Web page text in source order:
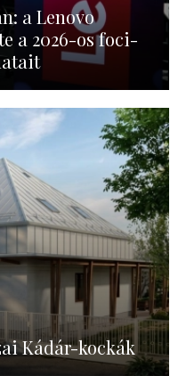
a Lenovo
a 2026-os foci-
Kádár-kockák